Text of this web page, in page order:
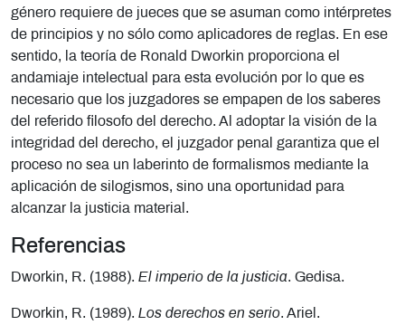
género requiere de jueces que se asuman como intérpretes
de principios y no sólo como aplicadores de reglas. En ese
sentido, la teoría de Ronald Dworkin proporciona el
andamiaje intelectual para esta evolución por lo que es
necesario que los juzgadores se empapen de los saberes
del referido filosofo del derecho. Al adoptar la visión de la
integridad del derecho, el juzgador penal garantiza que el
proceso no sea un laberinto de formalismos mediante la
aplicación de silogismos, sino una oportunidad para
alcanzar la justicia material.
Referencias
Dworkin, R. (1988). El imperio de la justicia. Gedisa.
Dworkin, R. (1989). Los derechos en serio. Ariel.